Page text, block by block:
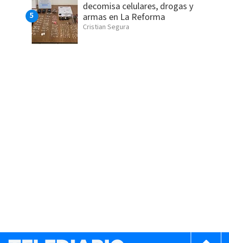
decomisa celulares, drogas y
armas en La Reforma
Cristian Segura